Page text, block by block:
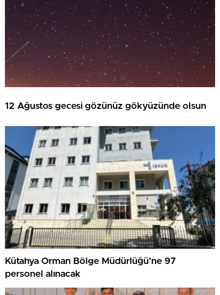
12 Ağustos gecesi gözünüz gökyüzünde olsun
Kütahya Orman Bölge Müdürlüğü’ne 97
personel alınacak